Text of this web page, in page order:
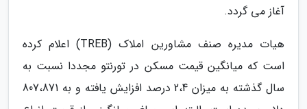
آغاز می گردد.
هیات مدیره صنف مشاورین املاک (TREB) اعلام کرده
است که میانگین قیمت مسکن در تورنتو مجددا نسبت به
سال گذشته به میزان 2،4 درصد افزایش یافته و به 807،871